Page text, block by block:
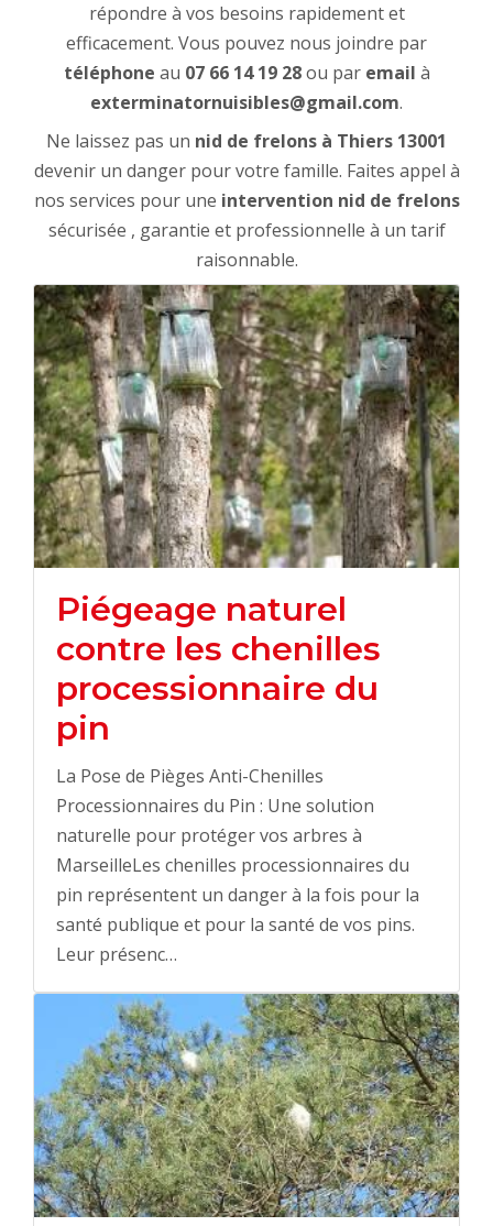
répondre à vos besoins rapidement et
efficacement. Vous pouvez nous joindre par
téléphone au 07 66 14 19 28ou par email à
exterminatornuisibles@gmail.com.
Ne laissez pas un nid de frelons à Thiers 13001
devenir un danger pour votre famille. Faites appel à
nos services pour une intervention nid de frelons
sécurisée , garantie et professionnelle à un tarif
raisonnable.
Piégeage naturel
contre les chenilles
processionnaire du
pin
La Pose de Pièges Anti-Chenilles
Processionnaires du Pin : Une solution
naturelle pour protéger vos arbres à
MarseilleLes chenilles processionnaires du
pin représentent un danger à la fois pour la
santé publique et pour la santé de vos pins.
Leur présenc…